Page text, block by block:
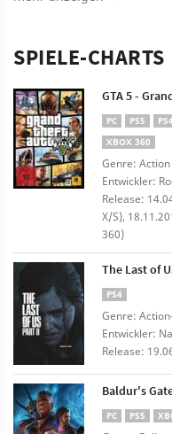
SPIELE-CHARTS
GTA 5 -
PC PS5 PS4
XBOX 360
Genre: Action
Entwickler:
Release:
X/S),
360)
The Last of
PS4
Genre:
Entwickler:
Release:
Baldur's
PC PS5